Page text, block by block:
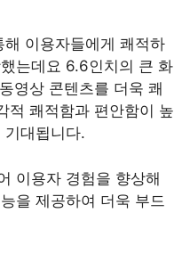
이용자들에게 쾌적하
는데요 6.6인치의 큰 화
영상 콘텐츠를 더욱 쾌
적 쾌적함과 편안함이 높
대됩니다.
이용자 경험을 향상해
을 제공하여 더욱 부드